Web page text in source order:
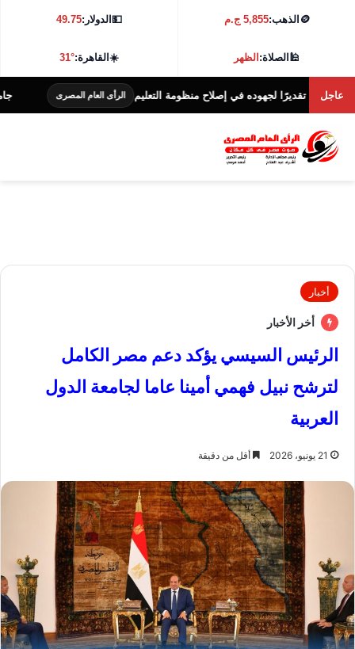
🪙 الذهب:5,855 ج.م 💵الدولار:49.75
🕌الصلاة:الظهر ☀️القاهرة:31°
عاجل
تقديرًا لجهوده في إصلاح منظومة التعليم الرأى العام المصرى جامعة كفر الشيخ
أخبار
أخر الأخبار
الرئيس السيسي يؤكد دعم مصر الكامل
لترشح نبيل فهمي أمينا عاما لجامعة الدول
العربية
21 يونيو، 2026 أقل من دقيقة